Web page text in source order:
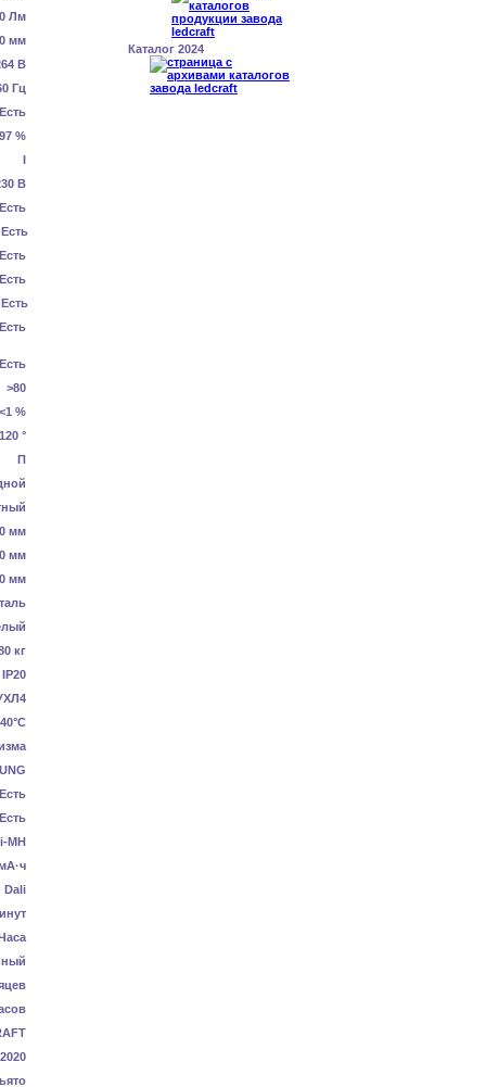
Лм
мм
В
Гц
Есть
%
I
В
Есть
Есть
Есть
Есть
Есть
Есть
Есть
>80
<1 %
120 °
П
мм
мм
мм
кг
IP20
Есть
Есть
MH
Dali
Каталог 2024